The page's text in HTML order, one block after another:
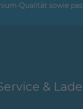
Qualität sowie
&